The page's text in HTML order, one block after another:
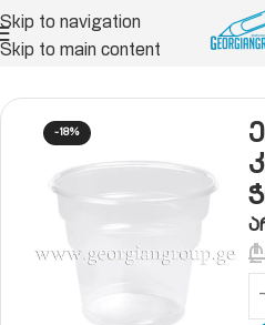
Skip to navigation
Skip to main content
ჰიგიენის ნივთები
-18%
₾